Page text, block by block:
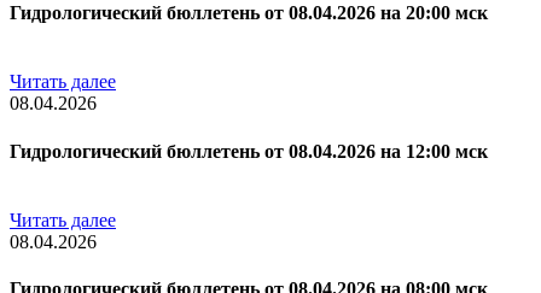
Гидрологический бюллетень от 08.04.2026 на 20:00 мск
Читать далее
08.04.2026
Гидрологический бюллетень от 08.04.2026 на 12:00 мск
Читать далее
08.04.2026